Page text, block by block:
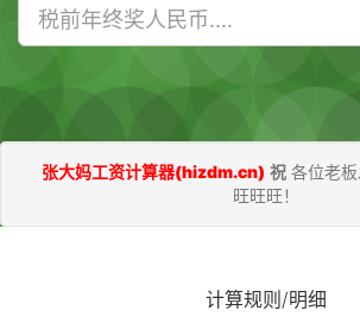
张大妈工资计算器(hizdm.cn) 祝 各位老
旺旺旺！
计算规则/明细